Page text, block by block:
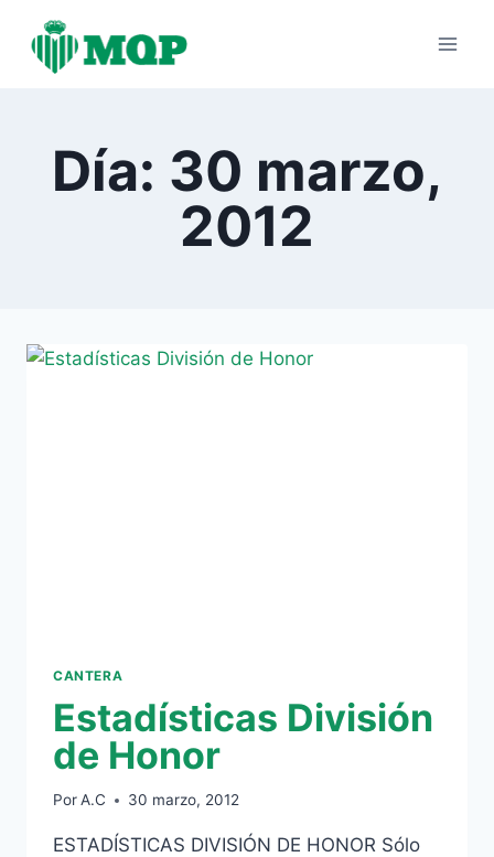
contenido
Día: 30 marzo,
2012
CANTERA
Estadísticas División
de Honor
PorA.C 30 marzo, 2012
ESTADÍSTICAS DIVISIÓN DE HONOR Sólo